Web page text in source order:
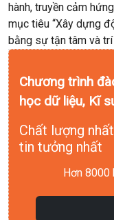
hành, truyền cảm
mục tiêu “Xây dựng
bằng sự tận tâm và trí
Chương trình
học dữ liệu, Kĩ
Chất lượng
tin tưởng nhất
Hơn